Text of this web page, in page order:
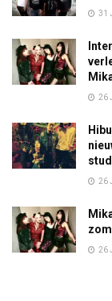
31
26
26
26